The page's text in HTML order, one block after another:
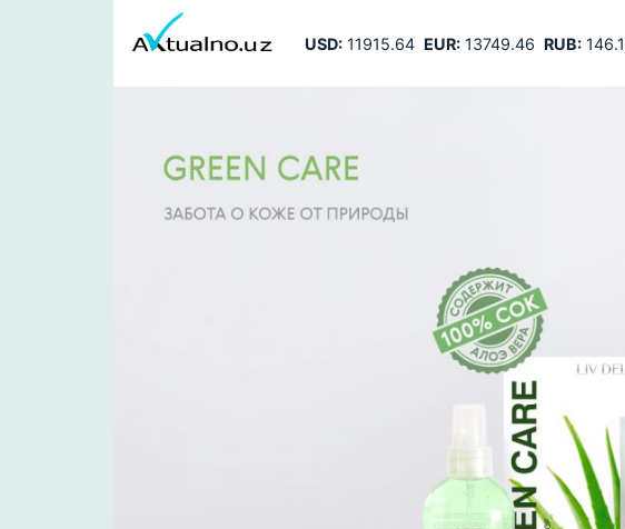
USD:11915.64 EUR:13749.46 RUB: